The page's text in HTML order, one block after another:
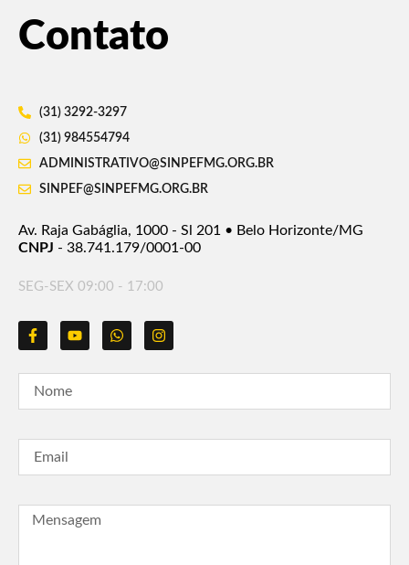
Contato
(31) 3292-3297
(31) 984554794
ADMINISTRATIVO@SINPEFMG.ORG.BR
SINPEF@SINPEFMG.ORG.BR
Av. Raja Gabáglia, 1000 - Sl 201 • Belo Horizonte/MG
CNPJ - 38.741.179/0001-00
SEG-SEX 09:00 - 17:00